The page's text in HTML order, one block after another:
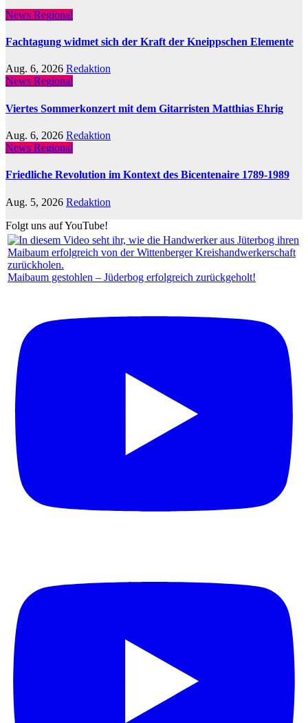
News Regional
Fachtagung widmet sich der Kraft der Kneippschen Elemente
Aug. 6, 2026 Redaktion
News Regional
Viertes Sommerkonzert mit dem Gitarristen Matthias Ehrig
Aug. 6, 2026 Redaktion
News Regional
Friedliche Revolution im Kontext des Bicentenaire 1789-1989
Aug. 5, 2026 Redaktion
Folgt uns auf YouTube!
Maibaum gestohlen – Jüderbog erfolgreich zurückgeholt!